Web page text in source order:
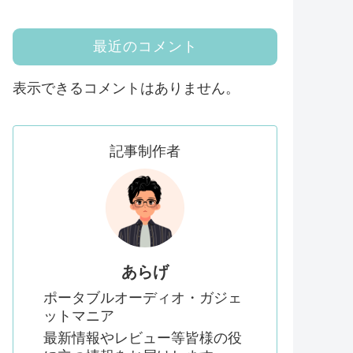
最近のコメント
表示できるコメントはありません。
記事制作者
あらげ
ポータブルオーディオ・ガジェ
ットマニア
最新情報やレビュー等皆様の役